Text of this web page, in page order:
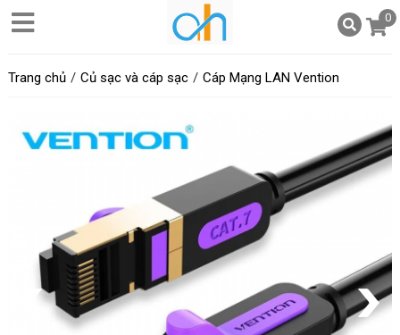
0
Trang chủ Củ sạc và cáp sạc Cáp Mạng LAN Vention